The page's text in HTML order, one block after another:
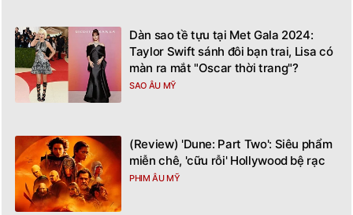
Dàn sao tề tựu tại Met Gala 2024:
Taylor Swift sánh đôi bạn trai, Lisa có
màn ra mắt "Oscar thời trang"?
SAO ÂU MỸ
(Review) 'Dune: Part Two': Siêu phẩm
miễn chê, 'cữu rỗi' Hollywood bệ rạc
PHIM ÂU MỸ